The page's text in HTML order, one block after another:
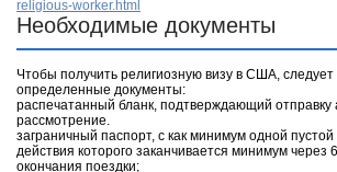
religious-worker.html
Необходимые документы
Чтобы получить религиозную визу в США, следует
определенные документы:
распечатанный бланк, подтверждающий отправку
рассмотрение.
заграничный паспорт, с как минимум одной
действия которого заканчивается минимум через
окончания поездки;